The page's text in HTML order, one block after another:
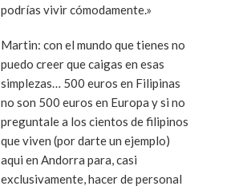
podrías vivir cómodamente.»
Martin: con el mundo que tienes no
puedo creer que caigas en esas
simplezas… 500 euros en Filipinas
no son 500 euros en Europa y si no
preguntale a los cientos de filipinos
que viven (por darte un ejemplo)
aqui en Andorra para, casi
exclusivamente, hacer de personal